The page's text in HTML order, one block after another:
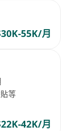
55K/月
等
42K/月